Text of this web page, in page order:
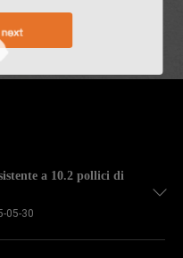
a 10.2 pollici di
05-30